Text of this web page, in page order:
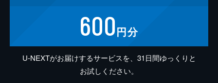
600円分
U-NEXTがお届けするサービスを、31日間ゆっくりと
お試しください。